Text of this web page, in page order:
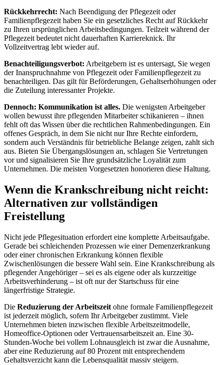
Rückkehrrecht: Nach Beendigung der Pflegezeit oder
Familienpflegezeit haben Sie ein gesetzliches Recht auf Rückkehr
zu Ihren ursprünglichen Arbeitsbedingungen. Teilzeit während der
Pflegezeit bedeutet nicht dauerhaften Karriereknick. Ihr
Vollzeitvertrag lebt wieder auf.
Benachteiligungsverbot: Arbeitgebern ist es untersagt, Sie wegen
der Inanspruchnahme von Pflegezeit oder Familienpflegezeit zu
benachteiligen. Das gilt für Beförderungen, Gehaltserhöhungen oder
die Zuteilung interessanter Projekte.
Dennoch: Kommunikation ist alles. Die wenigsten Arbeitgeber
wollen bewusst ihre pflegenden Mitarbeiter schikanieren – ihnen
fehlt oft das Wissen über die rechtlichen Rahmenbedingungen. Ein
offenes Gespräch, in dem Sie nicht nur Ihre Rechte einfordern,
sondern auch Verständnis für betriebliche Belange zeigen, zahlt sich
aus. Bieten Sie Übergangslösungen an, schlagen Sie Vertretungen
vor und signalisieren Sie Ihre grundsätzliche Loyalität zum
Unternehmen. Die meisten Vorgesetzten honorieren diese Haltung.
Wenn die Krankschreibung nicht reicht:
Alternativen zur vollständigen
Freistellung
Nicht jede Pflegesituation erfordert eine komplette Arbeitsaufgabe.
Gerade bei schleichenden Prozessen wie einer Demenzerkrankung
oder einer chronischen Erkrankung können flexible
Zwischenlösungen die bessere Wahl sein. Eine Krankschreibung als
pflegender Angehöriger – sei es als eigene oder als kurzzeitige
Arbeitsverhinderung – ist oft nur der Startschuss für eine
längerfristige Strategie.
Die Reduzierung der Arbeitszeit ohne formale Familienpflegezeit
ist jederzeit möglich, sofern Ihr Arbeitgeber zustimmt. Viele
Unternehmen bieten inzwischen flexible Arbeitszeitmodelle,
Homeoffice-Optionen oder Vertrauensarbeitszeit an. Eine 30-
Stunden-Woche bei vollem Lohnausgleich ist zwar die Ausnahme,
aber eine Reduzierung auf 80 Prozent mit entsprechendem
Gehaltsverzicht kann die Lebensqualität massiv steigern.